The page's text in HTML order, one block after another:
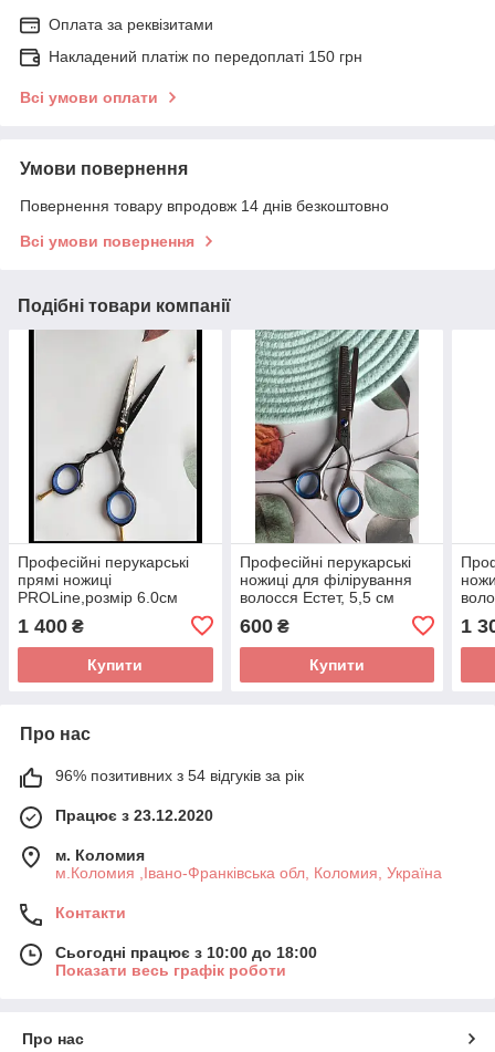
Оплата за реквізитами
Накладений платіж по передоплаті 150 грн
Всі умови оплати
Умови повернення
Повернення товару впродовж 14 днів безкоштовно
Всі умови повернення
Подібні товари компанії
Професійні перукарські
прямі ножиці
PRОLine,розмір 6.0см
1 400 ₴
Купити
Професійні перукарські
ножиці для філірування
волосся Естет, 5,5 см
600₴
Купити
1
Про нас
96% позитивних з 54 відгуків за рік
Працює з 23.12.2020
м. Коломия
м.Коломия ,Івано-Франківська обл, Коломия, Україна
Контакти
Сьогодні працює з 10:00 до 18:00
Показати весь графік роботи
Про нас